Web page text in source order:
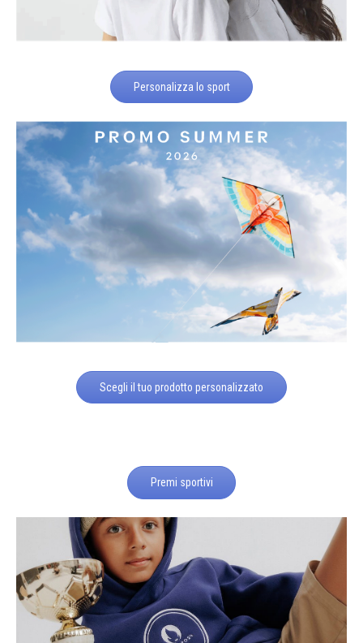
Personalizza lo sport
Scegli il tuo prodotto personalizzato
Premi sportivi